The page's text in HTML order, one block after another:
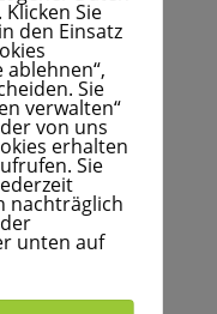
eingespieltes
dich in
11.12./18.
250, 50968
Sie
den Einsatz
ablehnen“,
Sie
verwalten“
von uns
erhalten
Sie
nachträglich
unten auf